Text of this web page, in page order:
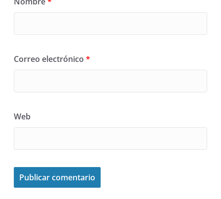
Correo electrónico*
Web